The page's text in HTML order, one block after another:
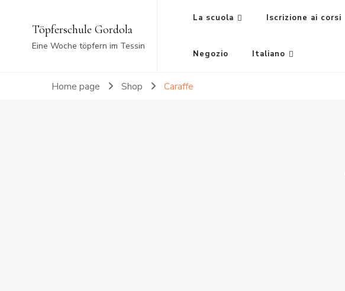
Töpferschule Gordola
Eine Woche töpfern im Tessin
La scuola Iscrizione ai corsi
Negozio Italiano
Home page Shop Caraffe